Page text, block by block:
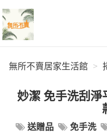
無所不賣居家生活館
無所不賣居家生活館
妙潔 免手洗刮淨
送贈品 免手洗